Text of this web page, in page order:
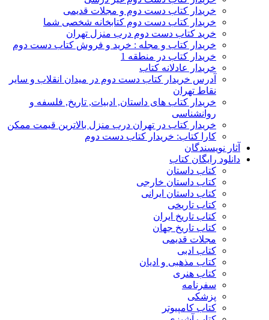
خریدار کتاب دست دوم و مجلات قدیمی
خریدار کتاب دست دوم کتابخانه شخصی شما
خرید کتاب دست دوم درب منزل تهران
خریدار کتاب و مجله : خرید و فروش کتاب دست دوم
خریدار کتاب در منطقه 1
خریدار عادلانه کتاب
آدرس خریدار کتاب دست دوم در میدان انقلاب و سایر
نقاط تهران
خریدار کتاب های داستان, ادبیات, تاریخ, فلسفه و
روانشناسی
خریدار کتاب در تهران درب منزل بالاترین قیمت ممکن
کارا کتاب: خریدار کتاب دست دوم
آثار نویسندگان
دانلود رایگان کتاب
کتاب داستان
کتاب داستان خارجی
کتاب داستان ایرانی
کتاب تاریخی
کتاب تاریخ ایران
کتاب تاریخ جهان
مجلات قدیمی
کتاب ادبی
کتاب مذهبی و ادیان
کتاب هنری
سفرنامه
پزشکی
کتاب کامپیوتر